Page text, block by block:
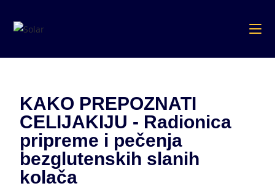
KAKO PREPOZNATI
CELIJAKIJU - Radionica
pripreme i pečenja
bezglutenskih slanih
kolača